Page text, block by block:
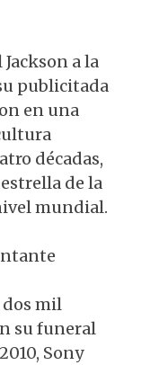
a la
publicitada
en una
décadas,
de la
mundial.
mil
su funeral
Sony